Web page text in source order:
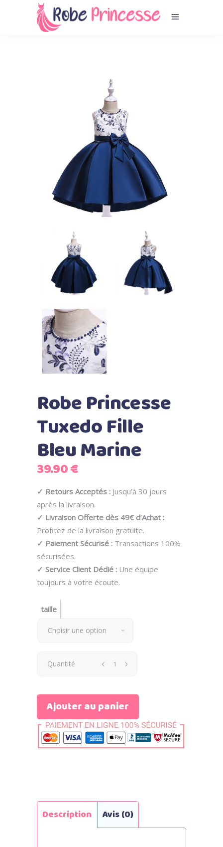
Robe Princesse
Tuxedo Fille
Bleu Marine
39.90€
✓ Retours Acceptés : Jusqu’à 30 jours
après la livraison.
✓ Livraison Offerte dès 49€ d’Achat :
Profitez de la livraison gratuite.
✓ Paiement Sécurisé : Transactions 100%
sécurisées.
✓ Service Client Dédié : Une équipe
toujours à votre écoute.
taille
Choisir une option
Quantité
Ajouter au panier
Description Avis (0)